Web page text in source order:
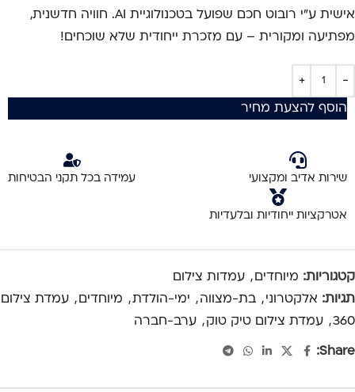
אישית ע"י רובוט חכם שפועל בטכנולוגיית AI. חוויה חדשנית,
מפתיעה ומקורית – עם מזכרת ייחודית שלא שוכחים!
הוסף להצעת מחיר
שירות אדיב ומקצועי עמידה בכל תקני הבטיחות
אטרקציות ייחודיות ובלעדיות
קטגוריות: מיוחדים , עמדות צילום
תגיות: אלקטרוני, בת-מצווה, ימי-הולדת, מיוחדים , עמדת צילום
360
, עמדת צילום טיק טוק, ערב-חברה
Share: